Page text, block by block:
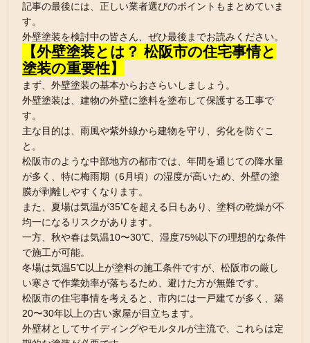
記事の最後には、正しい業者選びのポイントもまとめていま
す。
外壁塗装を検討中の皆さん、ぜひ最後までお読みください。
【外壁塗装とは？ 松阪市の住宅事情と
塗装の重要性】
まず、外壁塗装の基本からおさらいしましょう。
外壁塗装は、建物の外壁に塗料を塗布して保護する工事で
す。
主な目的は、雨風や紫外線から建物を守り、劣化を防ぐこ
と。
松阪市のような中部地方の都市では、年間を通じての降水量
が多く、特に梅雨期（6月頃）の湿度が高いため、外壁の塗
膜が剥離しやすくなります。
また、夏場は気温が35℃を超える日もあり、塗料の乾燥が不
均一になるリスクがあります。
一方、秋や春は気温10〜30℃、湿度75%以下の理想的な条件
で施工が可能。
冬場は気温5℃以上が塗料の施工条件ですが、松阪市の厳し
い寒さで作業効率が落ちるため、避けた方が無難です。
松阪市の住宅事情を考えると、市内には一戸建てが多く、築
20〜30年以上の古い家屋が目立ちます。
外壁材としてサイディングやモルタルが主流で、これらは定